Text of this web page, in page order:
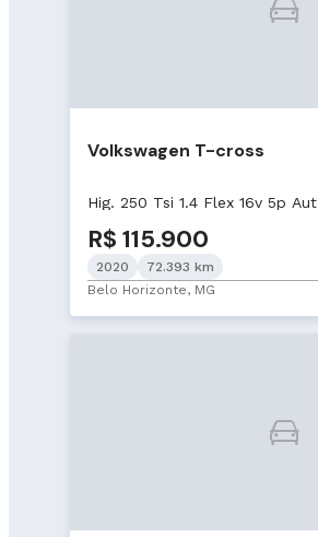
Volkswagen T-cross
Hig. 250 Tsi 1.4 Flex 16v 5p Aut
R$ 115.900
2020
72.393 km
Belo Horizonte, MG